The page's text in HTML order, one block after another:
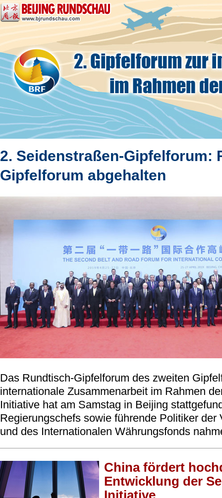
2. Seidenstraßen-Gipfelforum:
Gipfelforum abgehalten
Das Rundtisch-Gipfelforum des zweiten
internationale Zusammenarbeit im Rahmen
Initiative hat am Samstag in Beijing
Regierungschefs sowie führende Politiker der
und des Internationalen Währungsfonds
China fördert
Entwicklung der
Initiative